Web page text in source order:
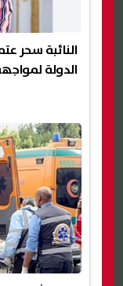
النائبة سحر
الدولة